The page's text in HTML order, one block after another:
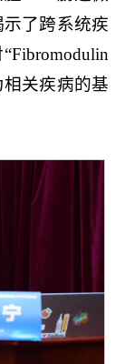
了跨系统疾
关疾病的基